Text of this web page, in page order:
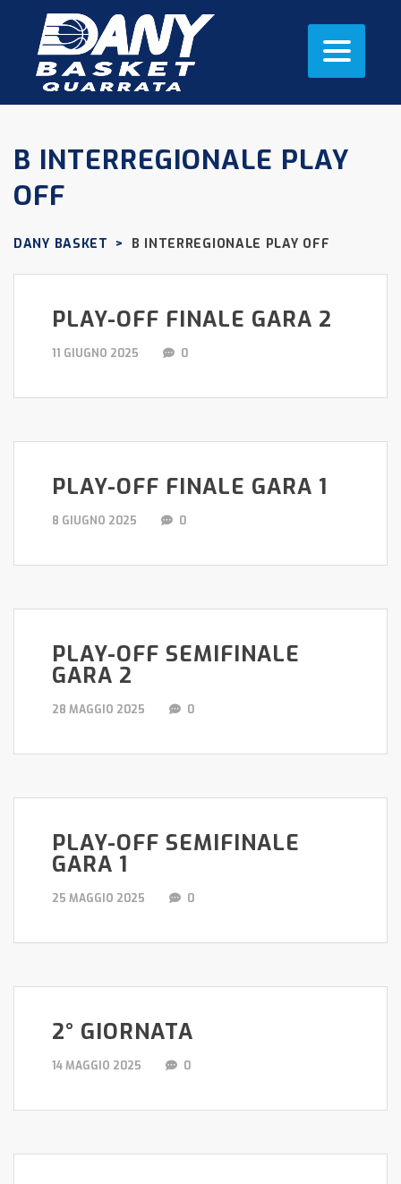
B INTERREGIONALE PLAY
OFF
DANY BASKET > B INTERREGIONALE PLAY OFF
PLAY-OFF FINALE GARA 2
11 GIUGNO 2025 0
PLAY-OFF FINALE GARA 1
8 GIUGNO 2025 0
PLAY-OFF SEMIFINALE
GARA 2
28 MAGGIO 2025 0
PLAY-OFF SEMIFINALE
GARA 1
25 MAGGIO 2025 0
2° GIORNATA
14 MAGGIO 2025 0